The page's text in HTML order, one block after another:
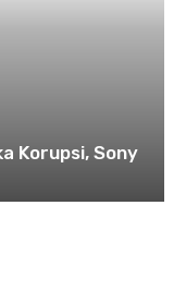
Korupsi, Sony